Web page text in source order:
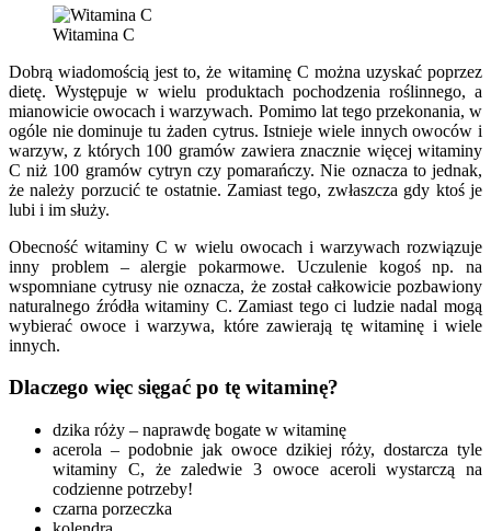
Witamina C
Dobrą wiadomością jest to, że witaminę C można uzyskać poprzez
dietę. Występuje w wielu produktach pochodzenia roślinnego, a
mianowicie owocach i warzywach. Pomimo lat tego przekonania, w
ogóle nie dominuje tu żaden cytrus. Istnieje wiele innych owoców i
warzyw, z których 100 gramów zawiera znacznie więcej witaminy
C niż 100 gramów cytryn czy pomarańczy. Nie oznacza to jednak,
że należy porzucić te ostatnie. Zamiast tego, zwłaszcza gdy ktoś je
lubi i im służy.
Obecność witaminy C w wielu owocach i warzywach rozwiązuje
inny problem – alergie pokarmowe. Uczulenie kogoś np. na
wspomniane cytrusy nie oznacza, że ​​został całkowicie pozbawiony
naturalnego źródła witaminy C. Zamiast tego ci ludzie nadal mogą
wybierać owoce i warzywa, które zawierają tę witaminę i wiele
innych.
Dlaczego więc sięgać po tę witaminę?
dzika róży – naprawdę bogate w witaminę
acerola – podobnie jak owoce dzikiej róży, dostarcza tyle
witaminy C, że zaledwie 3 owoce aceroli wystarczą na
codzienne potrzeby!
czarna porzeczka